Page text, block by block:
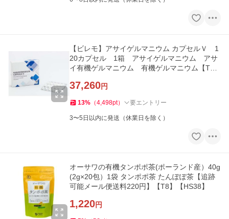
【ビレモ】アサイゲルマニウム カプセルＶ 1
20カプセル 1箱 アサイゲルマニウム アサ
イ有機ゲルマニウム 有機ゲルマニウム【T
37,260円
13% （4,498pt） 要エントリー
3〜5日以内に発送（休業日を除く）
オーサワの有機タンポポ茶(ポーランド産）40g
(2g×20包）1袋 タンポポ茶 たんぽぽ茶【追跡
可能メール便送料220円】【T8】【HS38】
1,220円